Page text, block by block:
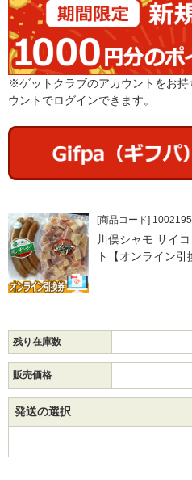
※ゲットクラブのアカウントをお
ウントでログインできます。
[商品コード]
川俣シャモ サイ
ト【オンライン引
残り在庫数
販売価格
発送の選択